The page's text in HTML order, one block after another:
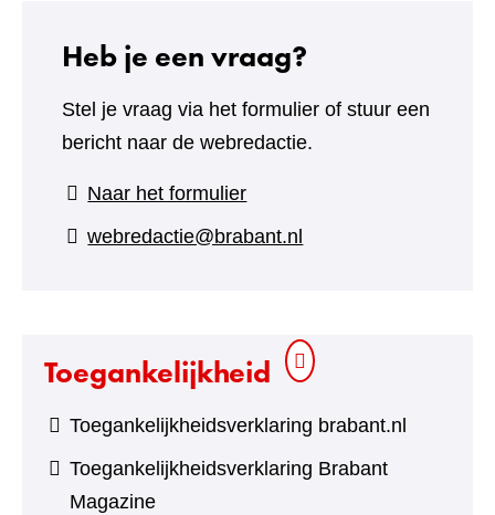
Heb je een vraag?
Stel je vraag via het formulier of stuur een
bericht naar de webredactie.
Naar het formulier(verwijst
naar
webredactie@brabant.nl
Toegankelijkheid
Toegankelijkheidsverklaring brabant.nl
Toegankelijkheidsverklaring Brabant
Magazine